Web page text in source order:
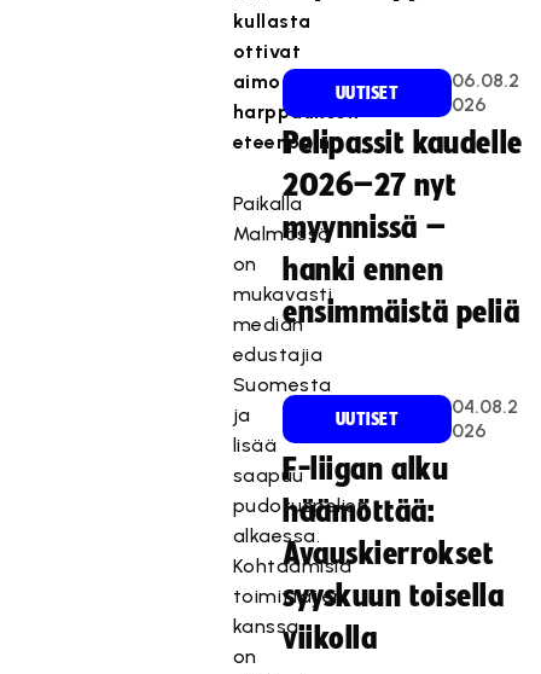
kullasta
ottivat
aimo
harppauksen
eteenpäin.
Paikalla
Malmössä
on
mukavasti
median
edustajia
Suomesta
ja
lisää
saapuu
pudotuspelien
alkaessa.
Kohtaamisia
toimittajien
kanssa
on
UUTISET
06.08.2
026
Pelipassit kaudelle
2026–27 nyt
myynnissä –
hanki ennen
ensimmäistä peliä
UUTISET
04.08.2
026
F-liigan alku
häämöttää:
Avauskierrokset
syyskuun toisella
viikolla